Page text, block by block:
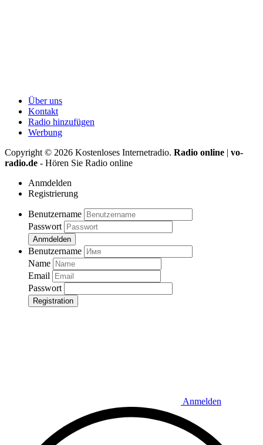
Über uns
Kontakt
Radio hinzufügen
Werbung
Copyright © 2026 Kostenloses Internetradio. Radio online | vo-
radio.de - Hören Sie Radio online
Anmdelden
Registrierung
Benutzername
Passwort
Anmdelden
Benutzername
Name
Email
Passwort
Registration
Anmelden